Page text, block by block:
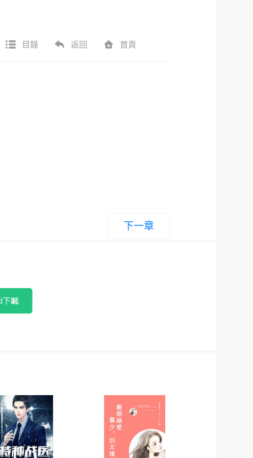
目錄 返回 首頁
下一章